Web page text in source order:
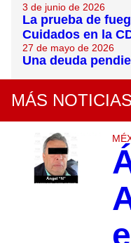
3 de junio de 2026
La prueba de
Cuidados en la
27 de mayo de 2026
Una deuda
MÁS NOTICIAS